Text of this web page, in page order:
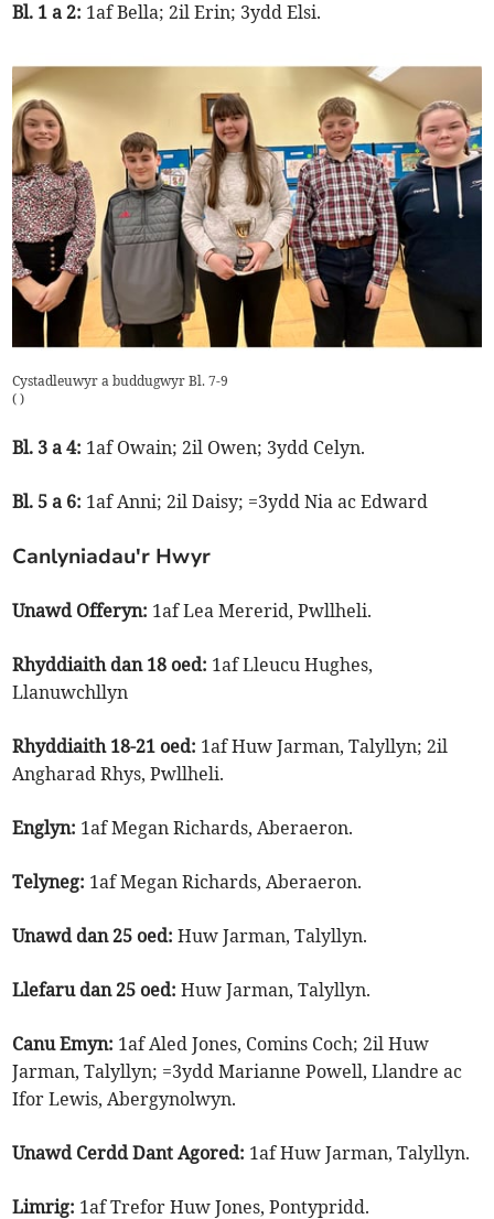
Bl. 1 a 2: 1af Bella; 2il Erin; 3ydd Elsi.
Cystadleuwyr a buddugwyr Bl. 7-9
( )
Bl. 3 a 4: 1af Owain; 2il Owen; 3ydd Celyn.
Bl. 5 a 6: 1af Anni; 2il Daisy; =3ydd Nia ac Edward
Canlyniadau'r Hwyr
Unawd Offeryn: 1af Lea Mererid, Pwllheli.
Rhyddiaith dan 18 oed: 1af Lleucu Hughes,
Llanuwchllyn
Rhyddiaith 18-21 oed: 1af Huw Jarman, Talyllyn; 2il
Angharad Rhys, Pwllheli.
Englyn: 1af Megan Richards, Aberaeron.
Telyneg: 1af Megan Richards, Aberaeron.
Unawd dan 25 oed: Huw Jarman, Talyllyn.
Llefaru dan 25 oed: Huw Jarman, Talyllyn.
Canu Emyn: 1af Aled Jones, Comins Coch; 2il Huw
Jarman, Talyllyn; =3ydd Marianne Powell, Llandre ac
Ifor Lewis, Abergynolwyn.
Unawd Cerdd Dant Agored: 1af Huw Jarman, Talyllyn.
Limrig: 1af Trefor Huw Jones, Pontypridd.